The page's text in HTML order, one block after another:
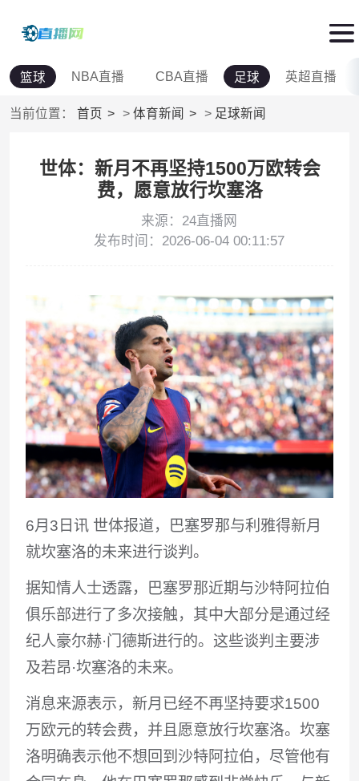
篮球 NBA直播 CBA直播 足球 英超直播
当前位置： 首页 > 体育新闻 > 足球新闻
世体：新月不再坚持1500万欧转会
费，愿意放行坎塞洛
来源：24直播网
发布时间：2026-06-04 00:11:57
6月3日讯 世体报道，巴塞罗那与利雅得新月
就坎塞洛的未来进行谈判。
据知情人士透露，巴塞罗那近期与沙特阿拉伯
俱乐部进行了多次接触，其中大部分是通过经
纪人豪尔赫·门德斯进行的。这些谈判主要涉
及若昂·坎塞洛的未来。
消息来源表示，新月已经不再坚持要求1500
万欧元的转会费，并且愿意放行坎塞洛。坎塞
洛明确表示他不想回到沙特阿拉伯，尽管他有